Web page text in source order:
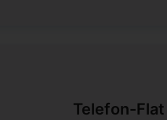
Telefon-Flat